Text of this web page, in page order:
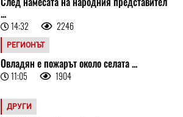
...
14:32 2246
РЕГИОНЪТ
Овладян е пожарът около селата ...
11:05 1904
ДРУГИ